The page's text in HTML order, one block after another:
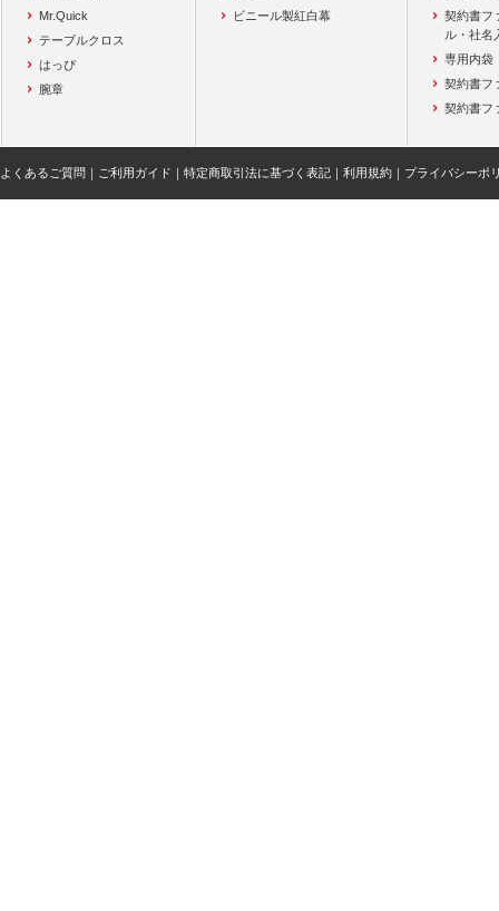
Mr.Quick
テーブルクロス
はっぴ
腕章
ビニール製紅白幕
契約書フ
ル・社名
専用内袋
契約書フ
契約書フ
よくあるご質問 ご利用ガイド 特定商取引法に基づく表記 利用規約 プライバシーポ